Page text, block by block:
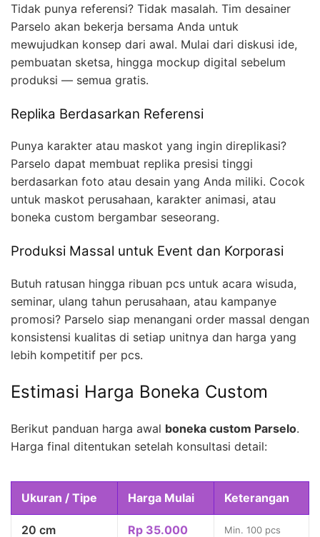
Tidak punya referensi? Tidak masalah. Tim desainer
Parselo akan bekerja bersama Anda untuk
mewujudkan konsep dari awal. Mulai dari diskusi ide,
pembuatan sketsa, hingga mockup digital sebelum
produksi — semua gratis.
Replika Berdasarkan Referensi
Punya karakter atau maskot yang ingin direplikasi?
Parselo dapat membuat replika presisi tinggi
berdasarkan foto atau desain yang Anda miliki. Cocok
untuk maskot perusahaan, karakter animasi, atau
boneka custom bergambar seseorang.
Produksi Massal untuk Event dan Korporasi
Butuh ratusan hingga ribuan pcs untuk acara wisuda,
seminar, ulang tahun perusahaan, atau kampanye
promosi? Parselo siap menangani order massal dengan
konsistensi kualitas di setiap unitnya dan harga yang
lebih kompetitif per pcs.
Estimasi Harga Boneka Custom
Berikut panduan harga awal boneka custom Parselo.
Harga final ditentukan setelah konsultasi detail:
Ukuran / Tipe Harga Mulai Keterangan
20 cm Rp 35.000 Min. 100 pcs